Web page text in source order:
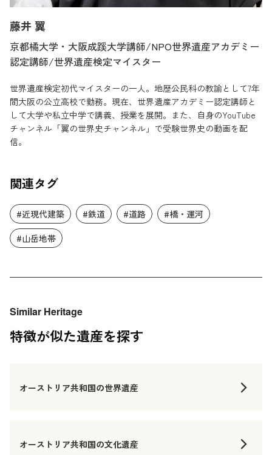
藤井 翼
京都橘大学・大阪成蹊大学講師/NPO世界遺産アカデミー
認定講師/世界遺産検定マイスター
世界遺産検定初代マイスターの一人。地歴公民科の教諭として7年
間大阪の公立高校で勤務。現在、世界遺産アカデミー認定講師と
して大学や私立中学で講義、授業を展開。また、自身のYouTube
チャンネル「翼の世界史チャンネル」で受験世界史の動画を配
信。
関連タグ
#近現代建築 #鉄道 #道路
#橋・運河
#山岳地帯
Similar Heritage
特徴が似た遺産を探す
オーストリア共和国の世界遺産
オーストリア共和国の文化遺産